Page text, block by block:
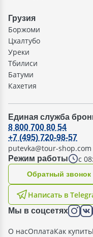
Грузия
Боржоми
Цхалтубо
Уреки
Тбилиси
Батуми
Кахетия
Единая служба
Режим работы с
8 800 700 80 54
+7 (495) 720-98-57
putevka@tour-shop.com
Написать в
Oбратный звонок
Мы в соцсетях
О насОплатаКак купить